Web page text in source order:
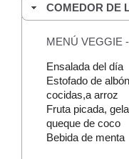
COMEDOR DE
MENÚ VEGGIE
Ensalada del día
Estofado de
cocidas,a arroz
Fruta picada,
queque de coco
Bebida de menta